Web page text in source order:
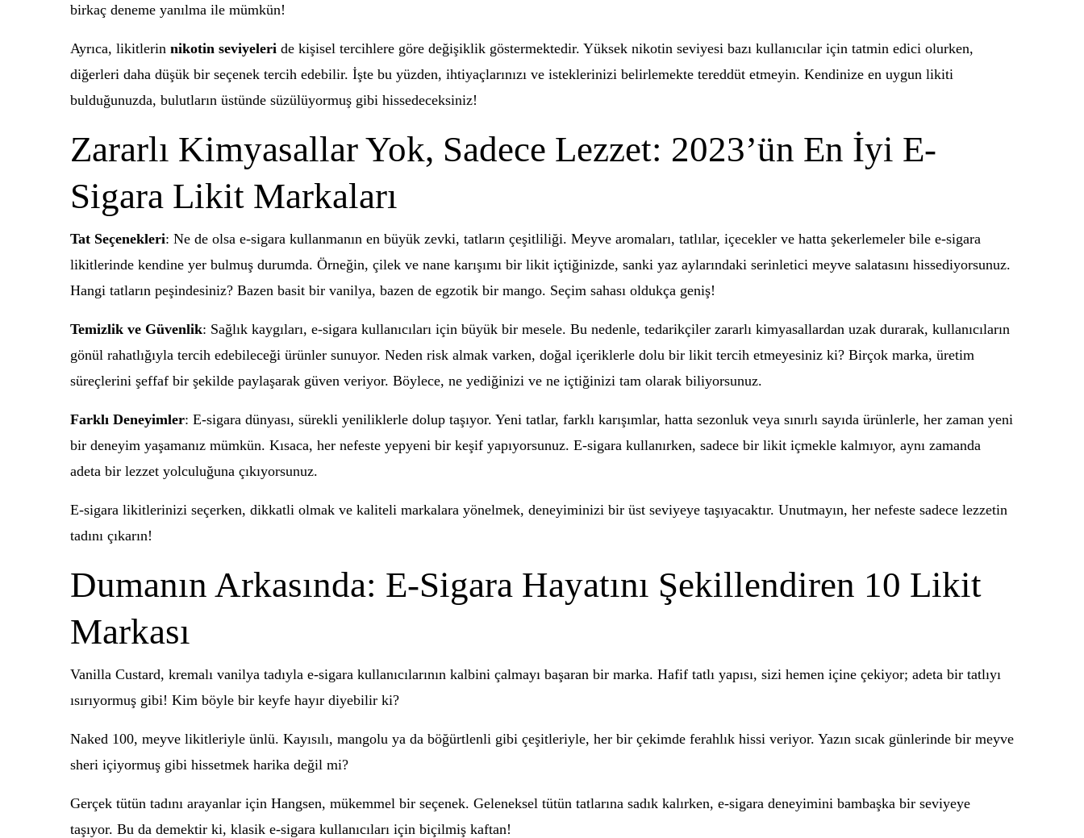
birkaç deneme yanılma ile mümkün!
Ayrıca, likitlerin nikotin seviyeleri de kişisel tercihlere göre değişiklik göstermektedir. Yüksek nikotin seviyesi bazı kullanıcılar için tatmin edici olurken,
diğerleri daha düşük bir seçenek tercih edebilir. İşte bu yüzden, ihtiyaçlarınızı ve isteklerinizi belirlemekte tereddüt etmeyin. Kendinize en uygun likiti
bulduğunuzda, bulutların üstünde süzülüyormuş gibi hissedeceksiniz!
Zararlı Kimyasallar Yok, Sadece Lezzet: 2023’ün En İyi E-
Sigara Likit Markaları
Tat Seçenekleri: Ne de olsa e-sigara kullanmanın en büyük zevki, tatların çeşitliliği. Meyve aromaları, tatlılar, içecekler ve hatta şekerlemeler bile e-sigara
likitlerinde kendine yer bulmuş durumda. Örneğin, çilek ve nane karışımı bir likit içtiğinizde, sanki yaz aylarındaki serinletici meyve salatasını hissediyorsunuz.
Hangi tatların peşindesiniz? Bazen basit bir vanilya, bazen de egzotik bir mango. Seçim sahası oldukça geniş!
Temizlik ve Güvenlik: Sağlık kaygıları, e-sigara kullanıcıları için büyük bir mesele. Bu nedenle, tedarikçiler zararlı kimyasallardan uzak durarak, kullanıcıların
gönül rahatlığıyla tercih edebileceği ürünler sunuyor. Neden risk almak varken, doğal içeriklerle dolu bir likit tercih etmeyesiniz ki? Birçok marka, üretim
süreçlerini şeffaf bir şekilde paylaşarak güven veriyor. Böylece, ne yediğinizi ve ne içtiğinizi tam olarak biliyorsunuz.
Farklı Deneyimler: E-sigara dünyası, sürekli yeniliklerle dolup taşıyor. Yeni tatlar, farklı karışımlar, hatta sezonluk veya sınırlı sayıda ürünlerle, her zaman yeni
bir deneyim yaşamanız mümkün. Kısaca, her nefeste yepyeni bir keşif yapıyorsunuz. E-sigara kullanırken, sadece bir likit içmekle kalmıyor, aynı zamanda
adeta bir lezzet yolculuğuna çıkıyorsunuz.
E-sigara likitlerinizi seçerken, dikkatli olmak ve kaliteli markalara yönelmek, deneyiminizi bir üst seviyeye taşıyacaktır. Unutmayın, her nefeste sadece lezzetin
tadını çıkarın!
Dumanın Arkasında: E-Sigara Hayatını Şekillendiren 10 Likit
Markası
Vanilla Custard, kremalı vanilya tadıyla e-sigara kullanıcılarının kalbini çalmayı başaran bir marka. Hafif tatlı yapısı, sizi hemen içine çekiyor; adeta bir tatlıyı
ısırıyormuş gibi! Kim böyle bir keyfe hayır diyebilir ki?
Naked 100, meyve likitleriyle ünlü. Kayısılı, mangolu ya da böğürtlenli gibi çeşitleriyle, her bir çekimde ferahlık hissi veriyor. Yazın sıcak günlerinde bir meyve
sheri içiyormuş gibi hissetmek harika değil mi?
Gerçek tütün tadını arayanlar için Hangsen, mükemmel bir seçenek. Geleneksel tütün tatlarına sadık kalırken, e-sigara deneyimini bambaşka bir seviyeye
taşıyor. Bu da demektir ki, klasik e-sigara kullanıcıları için biçilmiş kaftan!